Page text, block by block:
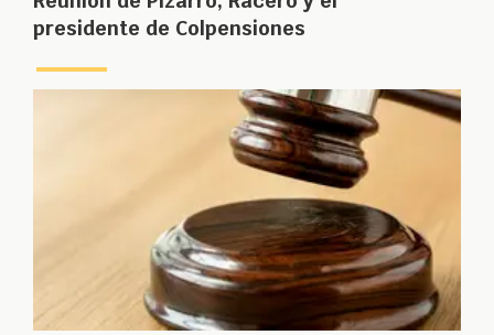
presidente de Colpensiones